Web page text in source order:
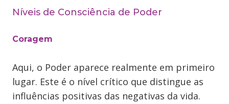
Níveis de Consciência de Poder
Coragem
Aqui, o Poder aparece realmente em primeiro
lugar. Este é o nível crítico que distingue as
influências positivas das negativas da vida.